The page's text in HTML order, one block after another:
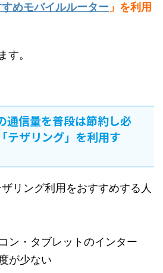
めモバイルルーター 」を利用
す。
通信量を普段は節約し必
テザリング」を利用す
リング利用をおすすめする人
ン・タブレットのインター
が少ない